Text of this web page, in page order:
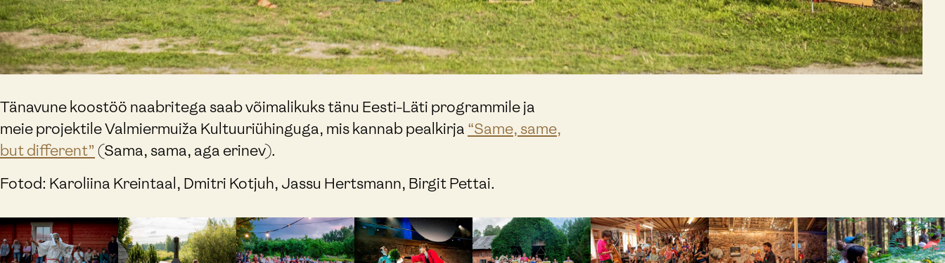
Tänavune koostöö naabritega saab võimalikuks tänu Eesti-Läti programmile ja
meie projektile Valmiermuiža Kultuuriühinguga, mis kannab pealkirja “Same, same,
but different” (Sama, sama, aga erinev).
Fotod: Karoliina Kreintaal, Dmitri Kotjuh, Jassu Hertsmann, Birgit Pettai.